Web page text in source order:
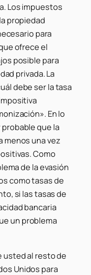
Los impuestos
propiedad
para
ofrece el
posible para
privada. La
debe ser la tasa
En lo
probable que la
menos una vez
Como
de la evasión
como tasas de
si las tasas de
bancaria
un problema
usted al resto de
Unidos para